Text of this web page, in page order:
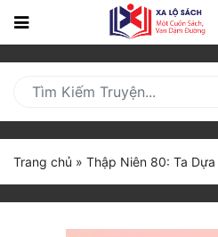
Trang
Mới
Cập
Nhật
(current)
Trang chủ » Thập Niên 80: Ta